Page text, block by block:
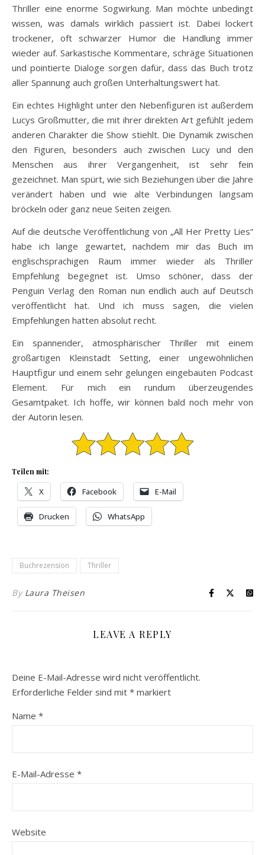
Thriller eine enorme Sogwirkung. Man möchte unbedingt
wissen, was damals wirklich passiert ist. Dabei lockert
trockener, oft schwarzer Humor die Handlung immer
wieder auf. Sarkastische Kommentare, schräge Situationen
und pointierte Dialoge sorgen dafür, dass das Buch trotz
aller Spannung auch großen Unterhaltungswert hat.
Ein echtes Highlight unter den Nebenfiguren ist außerdem
Lucys Großmutter, die mit ihrer direkten Art gefühlt jedem
anderen Charakter die Show stiehlt. Die Dynamik zwischen
den Figuren, besonders auch zwischen Lucy und den
Menschen aus ihrer Vergangenheit, ist sehr fein
gezeichnet. Man spürt, wie sich Beziehungen über die Jahre
verändert haben und wie alte Verbindungen langsam
bröckeln oder ganz neue Seiten zeigen.
Auf die deutsche Veröffentlichung von „All Her Pretty Lies“
habe ich lange gewartet, nachdem mir das Buch im
englischsprachigen Raum immer wieder als Thriller
Empfehlung begegnet ist. Umso schöner, dass der
Penguin Verlag den Roman nun endlich auch auf Deutsch
veröffentlicht hat. Und ich muss sagen, die vielen
Empfehlungen hatten absolut recht.
Ein spannender, atmosphärischer Thriller mit einem
großartigen Kleinstadt Setting, einer ungewöhnlichen
Hauptfigur und einem sehr gelungen eingebauten Podcast
Element. Für mich ein rundum überzeugendes
Gesamtpaket. Ich hoffe, wir können bald noch mehr von
der Autorin lesen.
Teilen mit:
X Facebook E-Mail
Drucken WhatsApp
Buchrezension Thriller
By Laura Theisen
LEAVE A REPLY
Deine E-Mail-Adresse wird nicht veröffentlicht.
Erforderliche Felder sind mit * markiert
Name *
E-Mail-Adresse *
Website